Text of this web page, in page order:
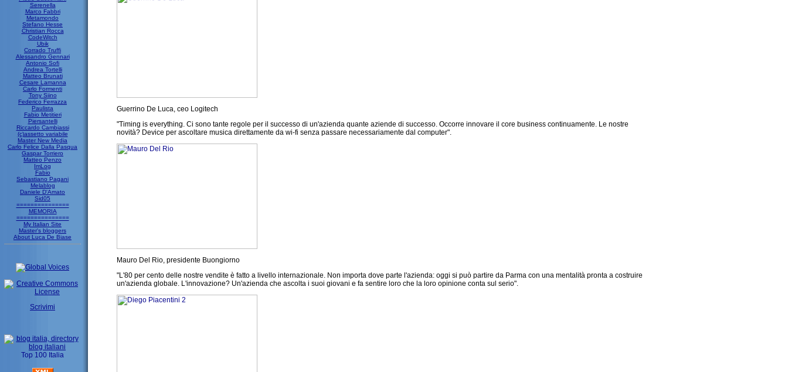
Serenella
Marco Fabbri
Metamondo
Stefano Hesse
Christian Rocca
CodeWitch
Ubik
Corrado Truffi
Alessandro Gennari
Antonio Sofi
Andrea Tortelli
Matteo Brunati
Cesare Lamanna
Carlo Formenti
Tony Siino
Federico Ferrazza
Paulista
Fabio Metitieri
Piersantelli
Riccardo Cambiassi
(c)assetto variabile
Master New Media
Carlo Felice Dalla Pasqua
Gaspar Torriero
Matteo Penzo
ImLog
Fabio
Sebastiano Pagani
Melablog
Daniele D'Amato
Sid05
===============
MEMORIA
===============
My Italian Site
Master's bloggers
About Luca De Biase
Scrivimi
Guerrino De Luca, ceo Logitech
"Timing is everything. Ci sono tante regole per il successo di un'azienda quante aziende di successo. Occorre innovare il core business continuamente. Le nostre
novità? Device per ascoltare musica direttamente da wi-fi senza passare necessariamente dal computer".
Mauro Del Rio, presidente Buongiorno
"L'80 per cento delle nostre vendite è fatto a livello internazionale. Non importa dove parte l'azienda: oggi si può partire da Parma con una mentalità pronta a costruire
un'azienda globale. L'innovazione? Un'azienda che ascolta i suoi giovani e fa sentire loro che la loro opinione conta sul serio".